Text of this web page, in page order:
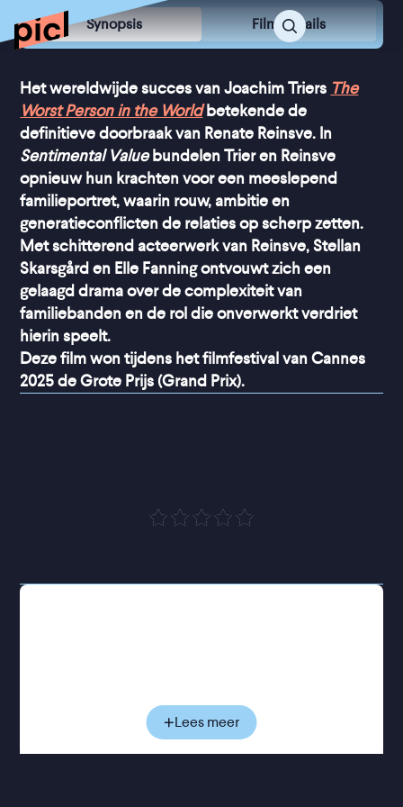
Synopsis Film Details
Het wereldwijde succes van Joachim Triers The
Worst Person in the Worldbetekende de
definitieve doorbraak van Renate Reinsve. In
Sentimental Valuebundelen Trier en Reinsve
opnieuw hun krachten voor een meeslepend
familieportret, waarin rouw, ambitie en
generatieconflicten de relaties op scherp zetten.
Met schitterend acteerwerk van Reinsve, Stellan
Skarsgård en Elle Fanning ontvouwt zich een
gelaagd drama over de complexiteit van
familiebanden en de rol die onverwerkt verdriet
hierin speelt.
Deze film won tijdens het filmfestival van Cannes
2025 de Grote Prijs (Grand Prix).
Nora (Renate Reinsve) is actrice en de jongste
hoofdrol wil spelen in zijn nieuwe film. Ze weigert.
De pijn van hun jarenlange verwijdering ligt nog te
vers. In plaats daarvan kiest Gustav voor de
Lees meer